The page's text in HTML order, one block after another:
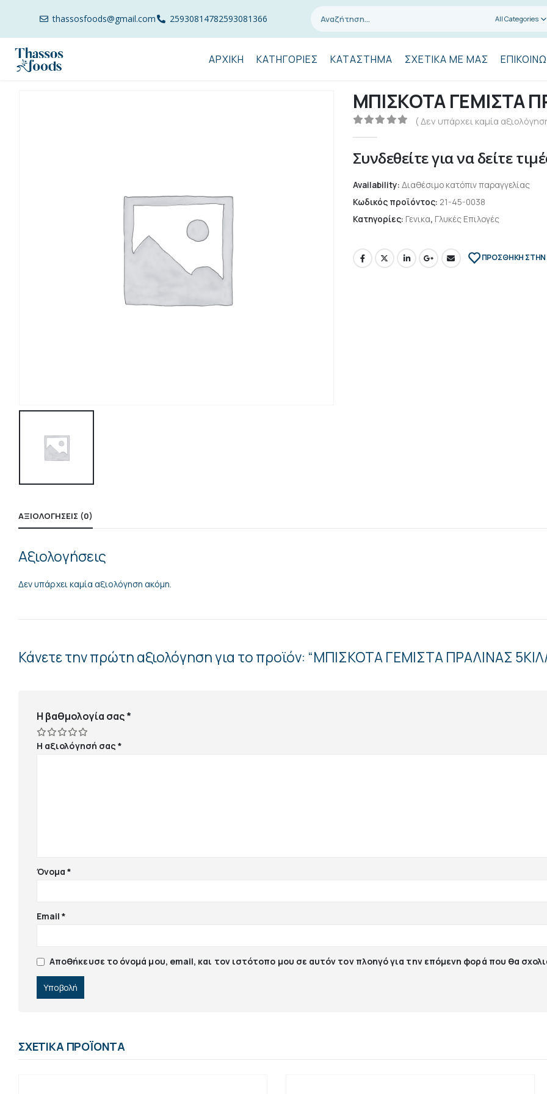
thassosfoods@gmail.com 25930814782593081366 All Categories
ΑΡΧΙΚΉ ΚΑΤΗΓΟΡΊΕΣ ΚΑΤΆΣΤΗΜΑ ΣΧΕΤΙΚΆ ΜΕ ΜΑΣ
ΜΠΙΣΚΟΤA ΓΕΜΙΣΤΑ
( Δεν υπάρχει καμία
Συνδεθείτε για να δείτε
Availability: Διαθέσιμο κατόπιν παραγγελίας
Κωδικός προϊόντος: 21-45-0038
Κατηγορίες: Γενικα, Γλυκές Επιλογές
ΠΡΌΣΘΉΚΗ ΣΤΗΝ
ΑΞΙΟΛΟΓΉΣΕΙΣ (0)
Αξιολογήσεις
Δεν υπάρχει καμία αξιολόγηση ακόμη.
Κάνετε την πρώτη αξιολόγηση για το προϊόν: “ΜΠΙΣΚΟΤA ΓΕΜΙΣΤΑ ΠΡΑΛΙΝΑΣ
Η βαθμολογία σας*
Η αξιολόγησή σας*
Όνομα*
Email*
Αποθήκευσε το όνομά μου, email, και τον ιστότοπο μου σε αυτόν τον πλοηγό για την επόμενη φορά που θα
ΣΧΕΤΙΚΆ ΠΡΟΪΌΝΤΑ